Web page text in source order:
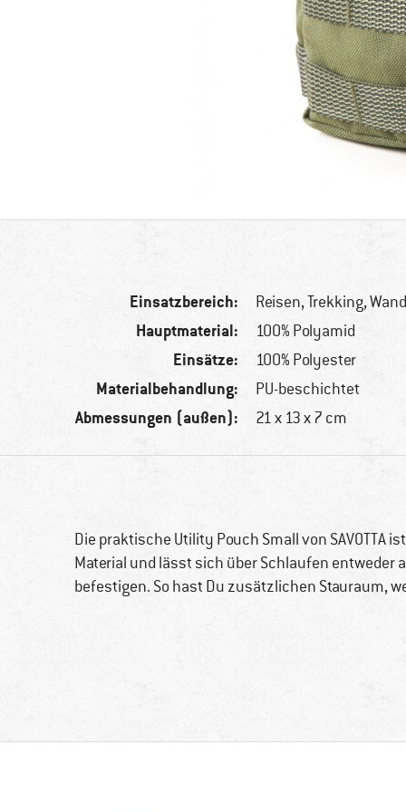
Einsatzbereich: Reisen, Trekking,
Hauptmaterial: 100% Polyamid
Einsätze: 100% Polyester
Materialbehandlung: PU-beschichtet
Abmessungen (außen): 21 x 13 x 7 cm
Die praktische Utility Pouch Small von SAVOTTA
Material und lässt sich über Schlaufen entweder
befestigen. So hast Du zusätzlichen Stauraum,